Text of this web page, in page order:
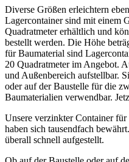
Diverse Größen erleichtern
Lagercontainer sind mit einem
Quadratmeter erhältlich und
bestellt werden. Die Höhe
für Baumaterial sind
20 Quadratmeter im Angebot.
und Außenbereich aufstellbar.
oder auf der Baustelle für die
Baumaterialien verwendbar.
Unsere verzinkter Container
haben sich tausendfach
überall schnell aufgestellt.